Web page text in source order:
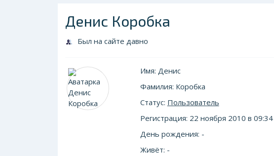
Денис Коробка
Был на сайте давно
Имя: Денис
Фамилия: Коробка
Статус: Пользователь
Регистрация: 22 ноября 2010 в 09:34
День рождения: -
Живёт: -